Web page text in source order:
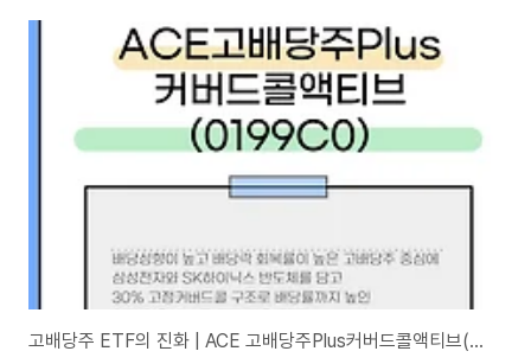
리턴(TR) 수익률 +100%를 넘긴 ETF가 5개나 있었기 때문입니다.국내상장
월배당 ETF 총정리 심지어 +200%를 넘긴 ETF도 2개나 있었습니다.선정 기
준이번 순위는 다음 조건을 모두 충족한 ETF만 포함했습니다.국내 상장 커버
드콜 ETF상장 후 1년 이상 경과최근 1년 토탈리턴(TR) 수익률 +100% 이상
2026년..
고배당주 ETF의 진화 | ACE 고배당주Plus커버드콜액티브(0199C0)